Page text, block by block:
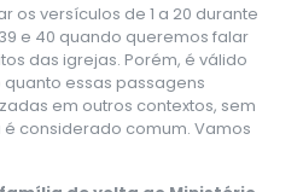
os versículos de 1 a 20 durante
e 40 quando queremos falar
das igrejas. Porém, é válido
essas passagens
em outros contextos, sem
considerado comum. Vamos